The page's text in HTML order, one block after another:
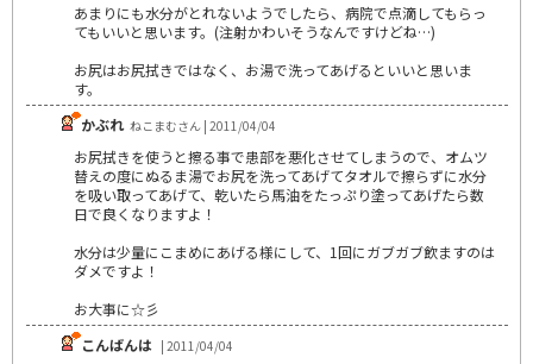
あまりにも水分がとれないようでしたら、病院で点滴してもらっ
てもいいと思います。(注射かわいそうなんですけどね…)
お尻はお尻拭きではなく、お湯で洗ってあげるといいと思いま
す。
かぶれ ねこまむさん | 2011/04/04
お尻拭きを使うと擦る事で患部を悪化させてしまうので、オムツ
替えの度にぬるま湯でお尻を洗ってあげてタオルで擦らずに水分
を吸い取ってあげて、乾いたら馬油をたっぷり塗ってあげたら数
日で良くなりますよ！
水分は少量にこまめにあげる様にして、1回にガブガブ飲ますのは
ダメですよ！
お大事に☆彡
こんばんは | 2011/04/04